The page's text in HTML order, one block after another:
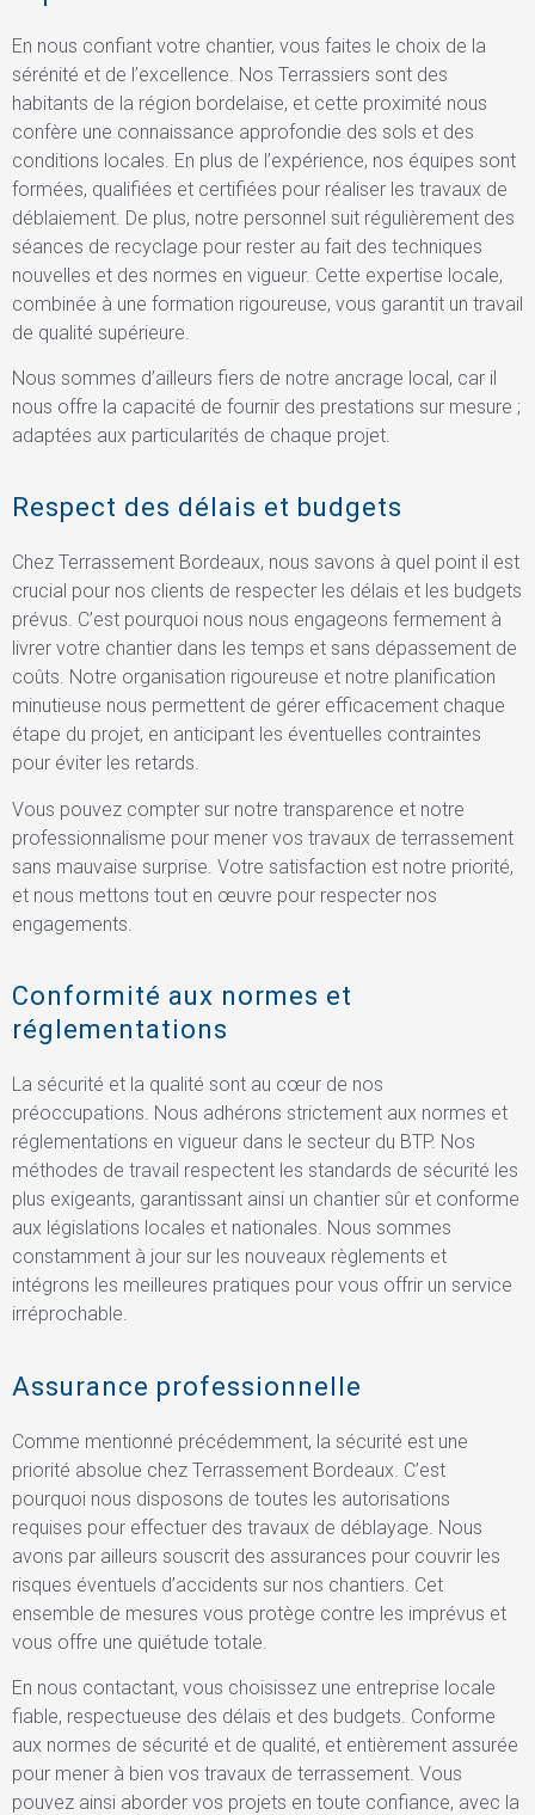
En nous confiant votre chantier, vous faites le choix de la
sérénité et de l’excellence. Nos Terrassiers sont des
habitants de la région bordelaise, et cette proximité nous
confère une connaissance approfondie des sols et des
conditions locales. En plus de l’expérience, nos équipes sont
formées, qualifiées et certifiées pour réaliser les travaux de
déblaiement. De plus, notre personnel suit régulièrement des
séances de recyclage pour rester au fait des techniques
nouvelles et des normes en vigueur. Cette expertise locale,
combinée à une formation rigoureuse, vous garantit un travail
de qualité supérieure.
Nous sommes d’ailleurs fiers de notre ancrage local, car il
nous offre la capacité de fournir des prestations sur mesure ;
adaptées aux particularités de chaque projet.
Respect des délais et budgets
Chez Terrassement Bordeaux, nous savons à quel point il est
crucial pour nos clients de respecter les délais et les budgets
prévus. C’est pourquoi nous nous engageons fermement à
livrer votre chantier dans les temps et sans dépassement de
coûts. Notre organisation rigoureuse et notre planification
minutieuse nous permettent de gérer efficacement chaque
étape du projet, en anticipant les éventuelles contraintes
pour éviter les retards.
Vous pouvez compter sur notre transparence et notre
professionnalisme pour mener vos travaux de terrassement
sans mauvaise surprise. Votre satisfaction est notre priorité,
et nous mettons tout en œuvre pour respecter nos
engagements.
Conformité aux normes et
réglementations
La sécurité et la qualité sont au cœur de nos
préoccupations. Nous adhérons strictement aux normes et
réglementations en vigueur dans le secteur du BTP. Nos
méthodes de travail respectent les standards de sécurité les
plus exigeants, garantissant ainsi un chantier sûr et conforme
aux législations locales et nationales. Nous sommes
constamment à jour sur les nouveaux règlements et
intégrons les meilleures pratiques pour vous offrir un service
irréprochable.
Assurance professionnelle
Comme mentionné précédemment, la sécurité est une
priorité absolue chez Terrassement Bordeaux. C’est
pourquoi nous disposons de toutes les autorisations
requises pour effectuer des travaux de déblayage. Nous
avons par ailleurs souscrit des assurances pour couvrir les
risques éventuels d’accidents sur nos chantiers. Cet
ensemble de mesures vous protège contre les imprévus et
vous offre une quiétude totale.
En nous contactant, vous choisissez une entreprise locale
fiable, respectueuse des délais et des budgets. Conforme
aux normes de sécurité et de qualité, et entièrement assurée
pour mener à bien vos travaux de terrassement. Vous
pouvez ainsi aborder vos projets en toute confiance, avec la